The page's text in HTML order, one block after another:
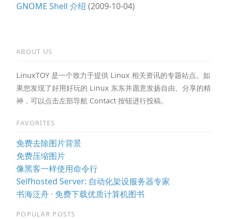
GNOME Shell 介绍 (2009-10-04)
ABOUT US
LinuxTOY 是一个致力于提供 Linux 相关资讯的专题站点。如
果您发现了好用好玩的 Linux 东东并愿意发扬自由、分享的精
神，可以点击左部导航 Contact 按钮进行投稿。
FAVORITES
免费去除图片背景
免费压缩图片
像黑客一样使用命令行
Selfhosted Server: 自动化架设服务器专家
书海泛舟 · 免费下载优质计算机图书
POPULAR POSTS